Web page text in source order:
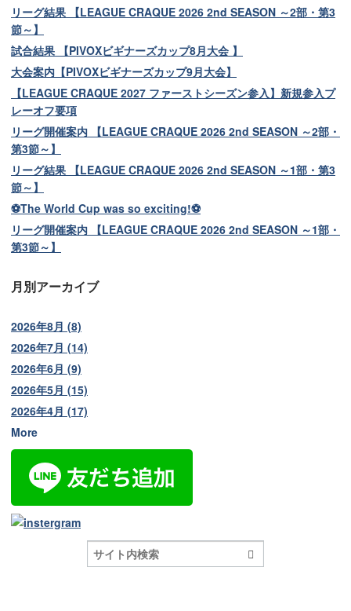
リーグ結果 【LEAGUE CRAQUE 2026 2nd SEASON ～2部・第3
節～】
試合結果 【PIVOXビギナーズカップ8月大会 】
大会案内【PIVOXビギナーズカップ9月大会】
【LEAGUE CRAQUE 2027 ファーストシーズン参入】新規参入プ
レーオフ要項
リーグ開催案内 【LEAGUE CRAQUE 2026 2nd SEASON ～2部・
第3節～】
リーグ結果 【LEAGUE CRAQUE 2026 2nd SEASON ～1部・第3
節～】
⚽The World Cup was so exciting!⚽
リーグ開催案内 【LEAGUE CRAQUE 2026 2nd SEASON ～1部・
第3節～】
月別アーカイブ
2026年8月 (8)
2026年7月 (14)
2026年6月 (9)
2026年5月 (15)
2026年4月 (17)
More
